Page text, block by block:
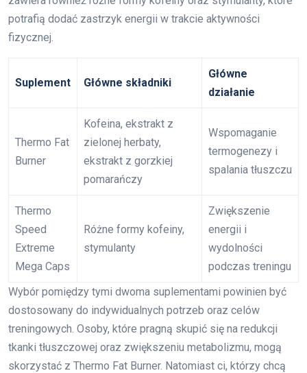
potrafią dodać zastrzyk energii w trakcie aktywności
fizycznej.
Suplement Główne składniki
Główne
działanie
Thermo Fat
Burner
Kofeina, ekstrakt z
zielonej herbaty,
ekstrakt z gorzkiej
pomarańczy
Wspomaganie
termogenezy i
spalania tłuszczu
Thermo
Speed
Extreme
Mega Caps
Różne formy kofeiny,
stymulanty
Zwiększenie
energii i
wydolności
podczas treningu
Wybór pomiędzy tymi dwoma suplementami powinien być
dostosowany do indywidualnych potrzeb oraz celów
treningowych. Osoby, które pragną skupić się na redukcji
tkanki tłuszczowej oraz zwiększeniu metabolizmu, mogą
skorzystać z Thermo Fat Burner. Natomiast ci, którzy chcą